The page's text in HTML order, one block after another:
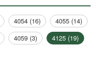
4054 (16)
4055 (14)
4059 (3)
4125 (19)